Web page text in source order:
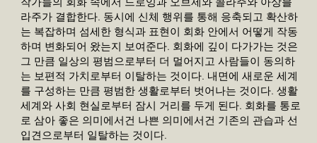
라주가 결합한다. 동시에 신체 행위를 통해 응축되고 확산하
는 복잡하며 섬세한 형식과 표현이 회화 안에서 어떻게 작동
하며 변화되어 왔는지 보여준다. 회화에 깊이 다가가는 것은
그 만큼 일상의 평범으로부터 더 멀어지고 사람들이 동의하
는 보편적 가치로부터 이탈하는 것이다. 내면에 새로운 세계
를 구성하는 만큼 평범한 생활로부터 벗어나는 것이다. 생활
세계와 사회 현실로부터 잠시 거리를 두게 된다. 회화를 통로
로 삼아 좋은 의미에서건 나쁜 의미에서건 기존의 관습과 선
입견으로부터 일탈하는 것이다.